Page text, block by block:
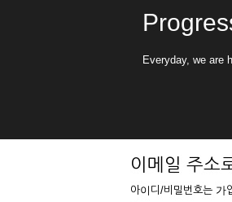
Everyday, we are
이메일 주소
아이디/비밀번호는